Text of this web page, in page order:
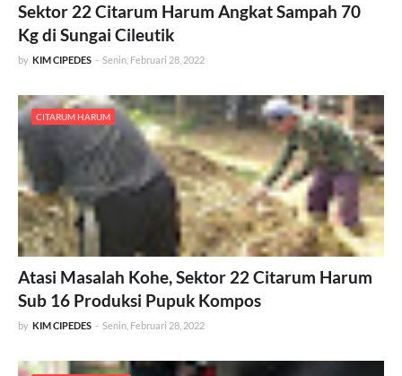
Sektor 22 Citarum Harum Angkat Sampah 70
Kg di Sungai Cileutik
by KIM CIPEDES - Senin, Februari 28, 2022
CITARUM HARUM
Atasi Masalah Kohe, Sektor 22 Citarum Harum
Sub 16 Produksi Pupuk Kompos
by KIM CIPEDES - Senin, Februari 28, 2022